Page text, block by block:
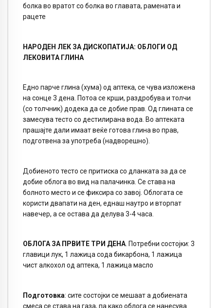
болка во вратот со болка во главата, рамената и
рацете
НАРОДЕН ЛЕК ЗА ДИСКОПАТИЈА: ОБЛОГИ ОД
ЛЕКОВИТА ГЛИНА
Едно парче глина (хума) од аптека, се чува изложена
на сонце 3 дена. Потоа се крши, раздробува и толчи
(со толчник) додека да се добие прав. Од глината се
замесува тесто со дестилирана вода. Во аптеката
прашајте дали имаат веќе готова глина во прав,
подготвена за употреба (надворешно).
Добиеното тесто се притиска со дланката за да се
добие облога во вид на палачинка. Се става на
болното место и се фиксира со завој. Облогата се
користи двапати на ден, еднаш наутро и вторпат
навечер, а се остава да делува 3-4 часа.
ОБЛОГА ЗА ПРВИТЕ ТРИ ДЕНА. Потребни состојки: 3
главици лук, 1 лажица сода бикарбона, 1 лажица
чист алкохол од аптека, 1 лажица масло
Подготовка: сите состојки се мешаат а добиената
смеса се става на газа, па како облога се нанесува